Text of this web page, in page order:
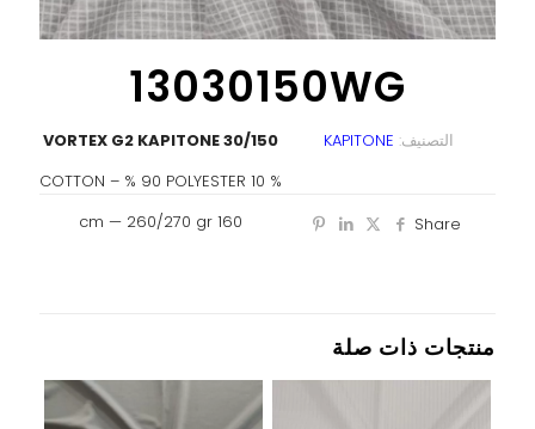
13030150WG
30/150 VORTEX G2 KAPITONE
% 10 COTTON – % 90 POLYESTER
160 cm — 260/270 gr
التصنيف: KAPITONE
Share
منتجات ذات صلة